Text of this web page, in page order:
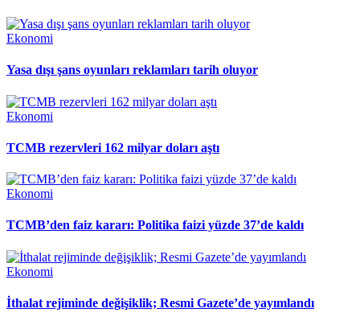
Ekonomi
Yasa dışı şans oyunları reklamları tarih oluyor
Ekonomi
TCMB rezervleri 162 milyar doları aştı
Ekonomi
TCMB’den faiz kararı: Politika faizi yüzde 37’de kaldı
Ekonomi
İthalat rejiminde değişiklik; Resmi Gazete’de yayımlandı